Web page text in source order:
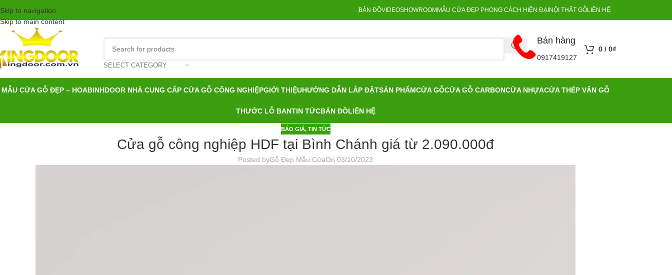
Skip to navigation
Skip to main content
BẢN ĐỒVIDEOSHOWROOM MẪU CỬA ĐẸP PHONG CÁCH HIỆN ĐẠI NỘI THẤT GỖLIÊN HỆ
SELECT CATEGORY
Bán hàng
0917419127
0 / 0₫
MẪU CỬA GỖ ĐẸP – HOABINHDOOR NHÀ CUNG CẤP CỬA GỖ CÔNG NGHIỆPGIỚI THIỆUHƯỚNG DẪN LẮP ĐẶTSẢN PHẨMCỬA GỖCỬA GỖ CARBONCỬA NHỰACỬA THÉP VÂN GỖ
THƯỚC LỖ BANTIN TỨCBẢN ĐỒLIÊN HỆ
BÁO GIÁ, TIN TỨC
Cửa gỗ công nghiệp HDF tại Bình Chánh giá từ 2.090.000đ
Posted byGỗ Đẹp Mẫu CửaOn 03/10/2023